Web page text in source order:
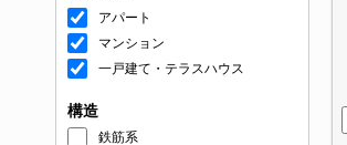
アパート
マンション
一戸建て・テラスハウス
構造
鉄筋系